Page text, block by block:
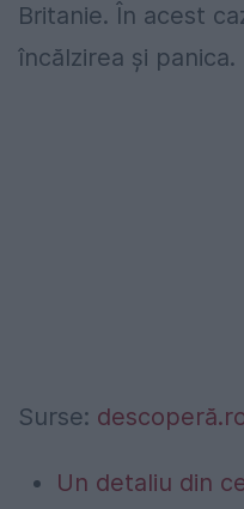
Britanie. În acest
încălzirea şi panica.
Surse:
Un detaliu din